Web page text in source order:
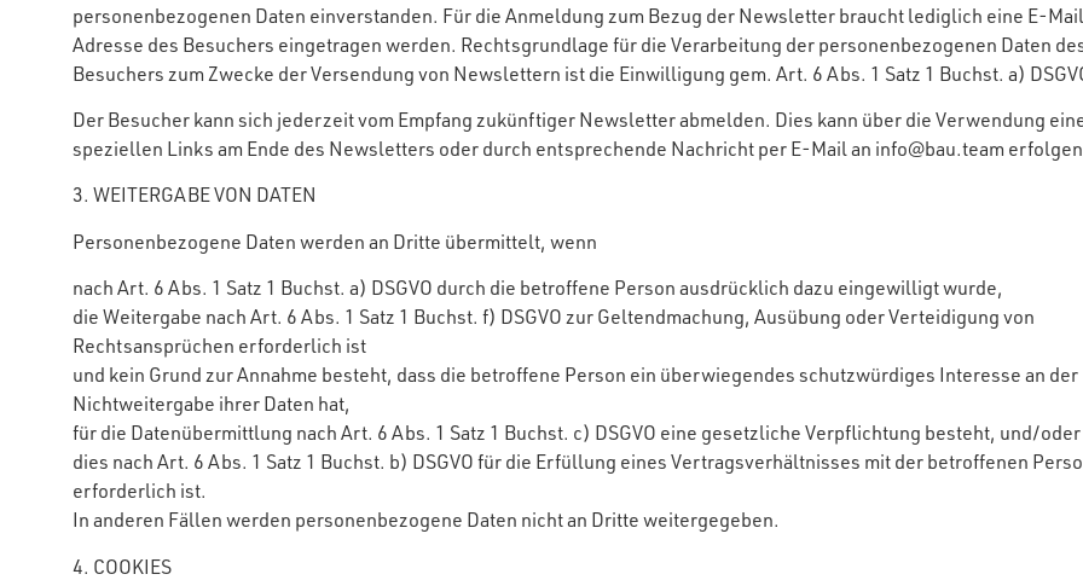
personenbezogenen Daten einverstanden. Für die Anmeldung zum Bezug der Newsletter braucht lediglich eine E-
Adresse des Besuchers eingetragen werden. Rechtsgrundlage für die Verarbeitung der personenbezogenen Daten
Besuchers zum Zwecke der Versendung von Newslettern ist die Einwilligung gem. Art. 6 Abs. 1 Satz 1 Buchst. a)
Der Besucher kann sich jederzeit vom Empfang zukünftiger Newsletter abmelden. Dies kann über die Verwendung
speziellen Links am Ende des Newsletters oder durch entsprechende Nachricht per E-Mail an info@bau.team
3. WEITERGABE VON DATEN
Personenbezogene Daten werden an Dritte übermittelt, wenn
nach Art. 6 Abs. 1 Satz 1 Buchst. a) DSGVO durch die betroffene Person ausdrücklich dazu eingewilligt wurde,
die Weitergabe nach Art. 6 Abs. 1 Satz 1 Buchst. f) DSGVO zur Geltendmachung, Ausübung oder Verteidigung von
Rechtsansprüchen erforderlich ist
und kein Grund zur Annahme besteht, dass die betroffene Person ein überwiegendes schutzwürdiges Interesse an der
Nichtweitergabe ihrer Daten hat,
für die Datenübermittlung nach Art. 6 Abs. 1 Satz 1 Buchst. c) DSGVO eine gesetzliche Verpflichtung besteht, und/oder
dies nach Art. 6 Abs. 1 Satz 1 Buchst. b) DSGVO für die Erfüllung eines Vertragsverhältnisses mit der betroffenen
erforderlich ist.
In anderen Fällen werden personenbezogene Daten nicht an Dritte weitergegeben.
4. COOKIES